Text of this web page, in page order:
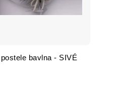
bavlna - SIVÉ